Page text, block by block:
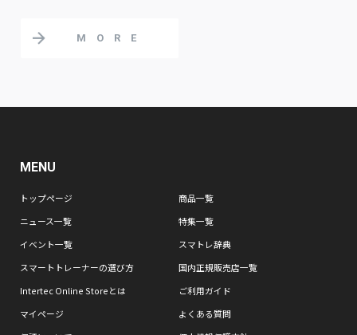
MORE
MENU
トップページ
商品一覧
ニュース一覧
特集一覧
イベント一覧
スマトレ辞典
スマートトレーナーの選び方
国内正規販売店一覧
Intertec Online Storeとは
ご利用ガイド
マイページ
よくある質問